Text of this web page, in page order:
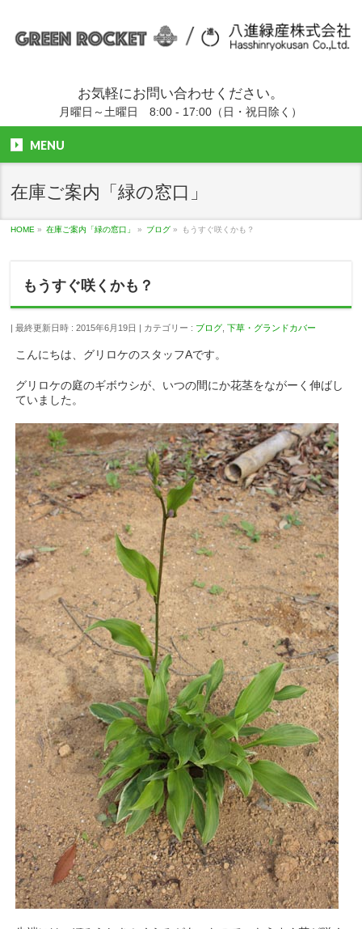
お気軽にお問い合わせください。
月曜日～土曜日 8:00 - 17:00（日・祝日除く）
MENU
在庫ご案内「緑の窓口」
HOME » 在庫ご案内「緑の窓口」 » ブログ » もうすぐ咲くかも？
もうすぐ咲くかも？
最終更新日時 : 2015年6月19日 カテゴリー : ブログ ,下草・グランドカバー
こんにちは、グリロケのスタッフAです。
グリロケの庭のギボウシが、いつの間にか花茎をながーく伸ばし
ていました。